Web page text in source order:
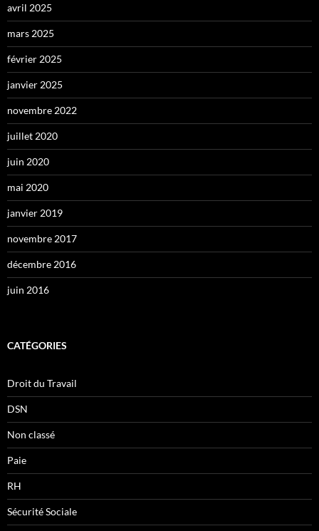
avril 2025
mars 2025
février 2025
janvier 2025
novembre 2022
juillet 2020
juin 2020
mai 2020
janvier 2019
novembre 2017
décembre 2016
juin 2016
CATÉGORIES
Droit du Travail
DSN
Non classé
Paie
RH
Sécurité Sociale